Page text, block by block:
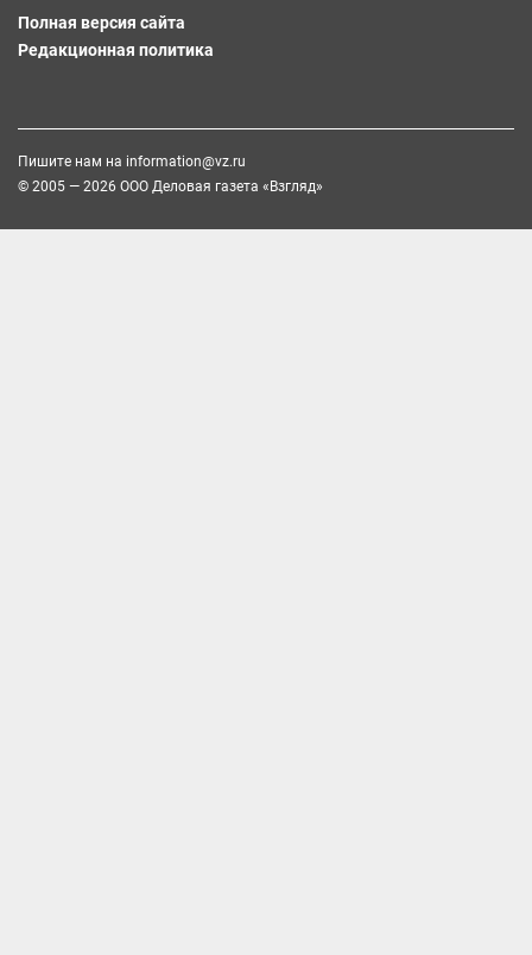
Полная версия сайта
Редакционная политика
Пишите нам на information@vz.ru
© 2005 — 2026 ООО Деловая газета «Взгляд»